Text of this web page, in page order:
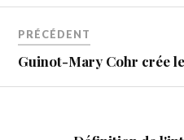
PRÉCÉDENT
Guinot-Mary Cohr crée